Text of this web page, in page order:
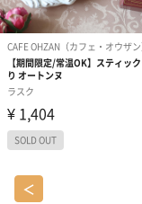
＜